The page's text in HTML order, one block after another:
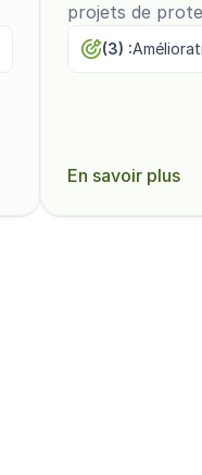
projets de
l’environnement.
(3) :
En savoir plus